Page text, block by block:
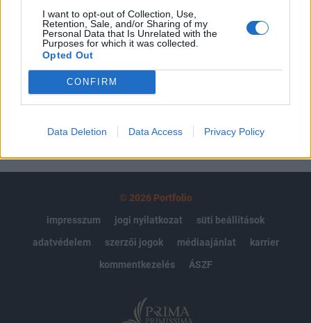
I want to opt-out of Collection, Use,
Retention, Sale, and/or Sharing of my
Personal Data that Is Unrelated with the
Purposes for which it was collected.
Opted Out
CONFIRM
Data Deletion Data Access Privacy Policy
Előfizetés
MÁR ELŐFIZETŐNK VAGY?
© 2026 Portfolio
impresszum
jogi nyilatkozat
süti beállítások
adatvédelem
szerzői jogok médiaajánlat
karrier
kommentkezelés
ÁSZF